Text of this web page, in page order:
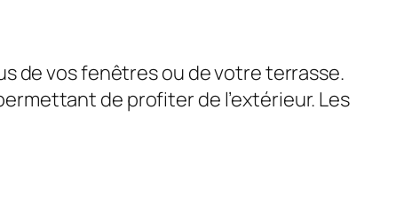
de vos fenêtres ou de votre terrasse.
de profiter de l’extérieur. Les